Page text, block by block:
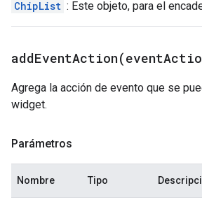
ChipList : Este objeto, para el
addEventAction(event
Agrega la acción de evento que se
widget.
Parámetros
Nombre Tipo